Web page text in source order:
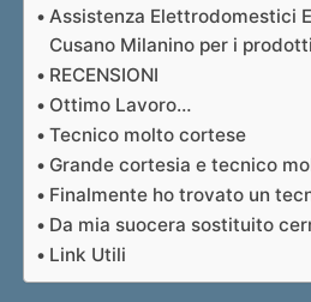
Assistenza Elettrodomestici
Cusano Milanino per i
RECENSIONI
Ottimo Lavoro…
Tecnico molto cortese
Grande cortesia e tecnico
Finalmente ho trovato un
Da mia suocera sostituito
Link Utili